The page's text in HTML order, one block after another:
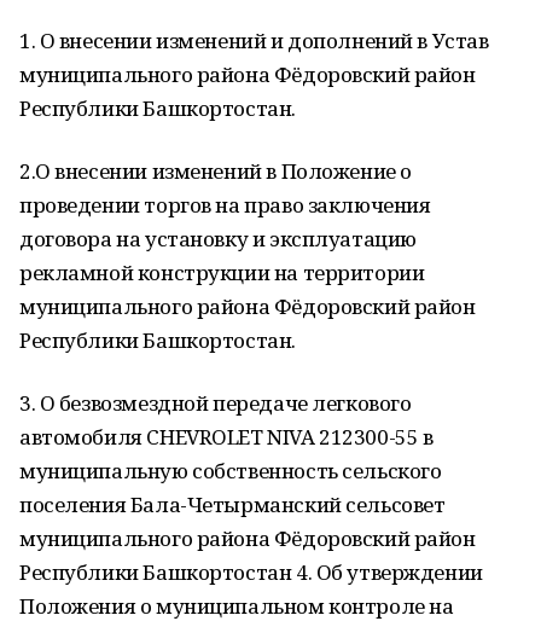
1. О внесении изменений и дополнений в Устав
муниципального района Фёдоровский район
Республики Башкортостан.
2.О внесении изменений в Положение о
проведении торгов на право заключения
договора на установку и эксплуатацию
рекламной конструкции на территории
муниципального района Фёдоровский район
Республики Башкортостан.
3. О безвозмездной передаче легкового
автомобиля CHEVROLET NIVA 212300-55 в
муниципальную собственность сельского
поселения Бала-Четырманский сельсовет
муниципального района Фёдоровский район
Республики Башкортостан 4. Об утверждении
Положения о муниципальном контроле на